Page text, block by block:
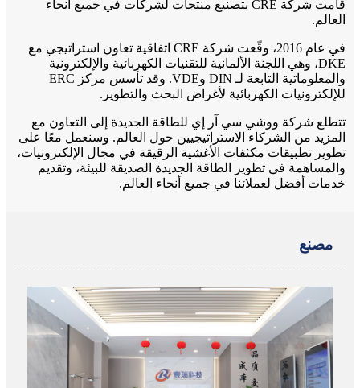
قامت شركة CRE بتصنيع منتجات لشركات في جميع أنحاء
العالم.
في عام 2016، وقّعت شركة CRE اتفاقية تعاون استراتيجي مع
DKE، وهي اللجنة الألمانية للتقنيات الكهربائية والإلكترونية
والمعلوماتية التابعة لـ DIN وVDE. وقد تأسس مركز ERC
للإلكترونيات الكهربائية لأغراض البحث والتطوير.
تتطلع شركة ووشي سي آر إي للطاقة الجديدة إلى التعاون مع
المزيد من الشركاء الاستراتيجيين حول العالم. وسنعمل معًا على
تطوير تطبيقات مكثفات الأغشية الرقيقة في مجال الإلكترونيات،
والمساهمة في تطوير الطاقة الجديدة الصديقة للبيئة، وتقديم
خدمات أفضل لعملائنا في جميع أنحاء العالم.
مصنع